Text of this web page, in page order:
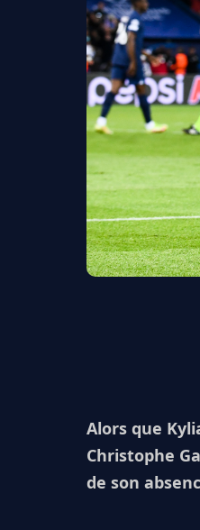
Alors que
Christophe
de son